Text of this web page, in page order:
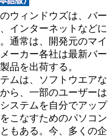
ウィンドウズは、バー
インターネットなどに
通常は、開発元のマイ
ーカー各社は最新バー
品を出荷する。
ムは、ソフトウエアな
ら、一部のユーザーは
ステムを自分でアップ
こなすためのパソコン
もある。今、多くの企